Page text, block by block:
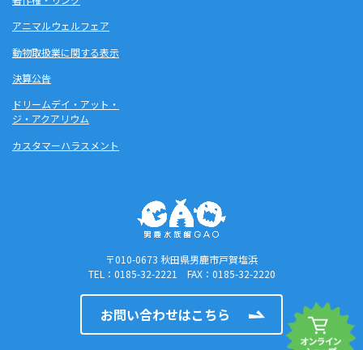
アニマルウェルフェア
動物取扱業に関する表示
決算公告
ドリームデイ・アット・
ジ・アクアリウム
カスタマーハラスメント
〒010-0673 秋田県男鹿市戸賀塩浜
TEL：0185-32-2221 FAX：0185-32-2220
お問い合わせはこちら